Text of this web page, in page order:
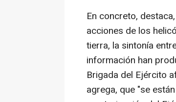
En concreto,
acciones de los
tierra, la sintonía
información han
Brigada del Ejército
agrega, que "se